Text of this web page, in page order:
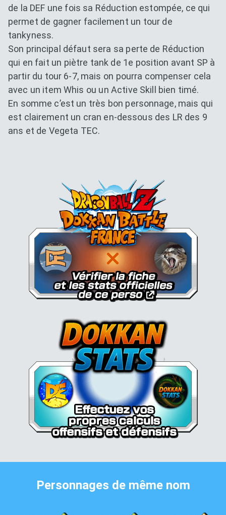
de la DEF une fois sa Réduction estompée, ce qui
permet de gagner facilement un tour de
tankyness.
Son principal défaut sera sa perte de Réduction
qui en fait un piètre tank de 1e position avant SP à
partir du tour 6-7, mais on pourra compenser cela
avec un item Whis ou un Active Skill bien timé.
En somme c’est un très bon personnage, mais qui
est clairement un cran en-dessous des LR des 9
ans et de Vegeta TEC.
Dokkan Essentials x Dragon
Personnages de même nom
Son Goku Super Saiyan 3 (ange)Son Goku Super Saiyan 3 (ange)
Son Goku Super